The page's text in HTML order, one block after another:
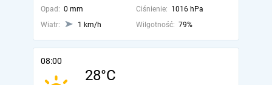
Opad: 0 mm Ciśnienie: 1016 hPa
Wiatr:
1 km/h Wilgotność: 79%
08:00
28°C